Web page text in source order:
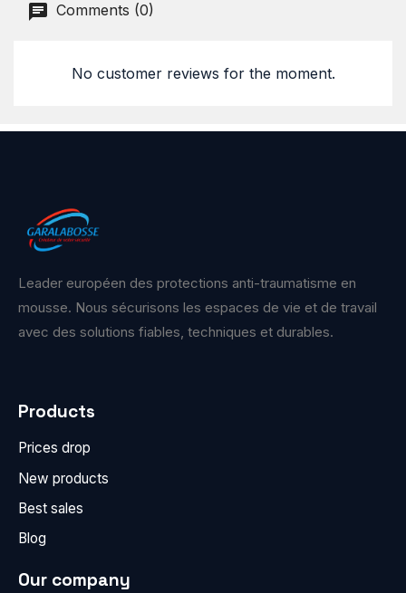
Comments (0)
No customer reviews for the moment.
Leader européen des protections anti-traumatisme en
mousse. Nous sécurisons les espaces de vie et de travail
avec des solutions fiables, techniques et durables.
Products
Prices drop
New products
Best sales
Blog
Our company